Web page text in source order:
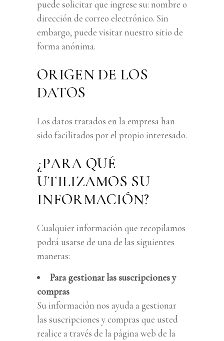
puede solicitar que ingrese su: nombre o
dirección de correo electrónico. Sin
embargo, puede visitar nuestro sitio de
forma anónima.
ORIGEN DE LOS
DATOS
Los datos tratados en la empresa han
sido facilitados por el propio interesado.
¿PARA QUÉ
UTILIZAMOS SU
INFORMACIÓN?
Cualquier información que recopilamos
podrá usarse de una de las siguientes
maneras:
Para gestionar las suscripciones y
compras
Su información nos ayuda a gestionar
las suscripciones y compras que usted
realice a través de la página web de la